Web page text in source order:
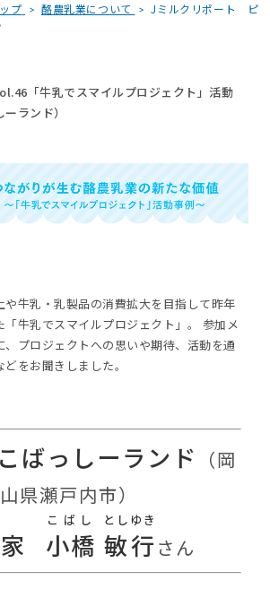
プ 酪農乳業について
Jミルクリポート ピ
「牛乳でスマイルプロジェクト」活動
ランド）
や牛乳・乳製品の消費拡大を目指して昨年
「牛乳でスマイルプロジェクト」。 参加メ
、プロジェクトへの思いや期待、活動を通
をお聞きしました。
ばっしーランド
（岡
山県瀬戸内市）
小橋
こばし
敏行
としゆき
さん